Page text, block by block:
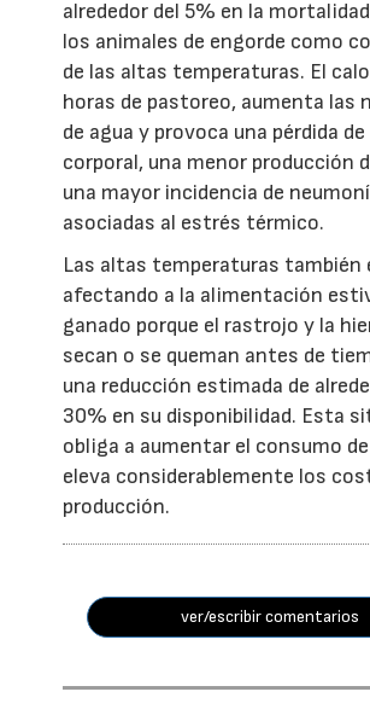
alrededor del 5% en la
los animales de engorde como
de las altas temperaturas. El
horas de pastoreo, aumenta las
de agua y provoca una pérdida
corporal, una menor producción
una mayor incidencia de
asociadas al estrés térmico.
Las altas temperaturas también
afectando a la alimentación
ganado porque el rastrojo y la
secan o se queman antes de
una reducción estimada de
30% en su disponibilidad. Esta
obliga a aumentar el consumo
eleva considerablemente los
producción.
ver/escribir comentarios